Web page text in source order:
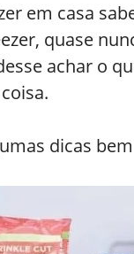
em casa
quase
achar o
dicas